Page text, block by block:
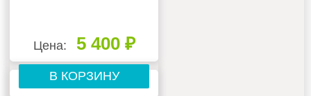
Цена: 5 400 ₽
В КОРЗИНУ